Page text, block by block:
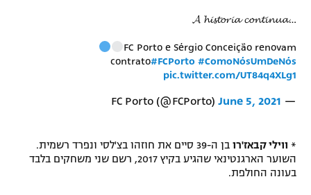
מדיניות פרטיות
תקנון פעילות ספורט 1
הצטרפות לחבילת הערוצים
לוח דרושים – ג'ובנט
אומנויות לחימה
גיימינג E-Sports
𝓐 𝓱𝓲𝓼𝓽𝓸𝓻𝓲𝓪 𝓬𝓸𝓷𝓽𝓲𝓷𝓾𝓪…
FC Porto e Sérgio Conceição renovam
contrato#FCPorto #ComoNósUmDeNós
pic.twitter.com/UT84q4XLg1
— FC Porto (@FCPorto)
June 5, 2021
* ווילי קבאז'רו
בן ה-39 סיים את חוזהו בצ'לסי ונפרד רשמית.
השוער הארגנטינאי שהגיע בקיץ 2017, רשם שני משחקים בלבד
בעונה החולפת.